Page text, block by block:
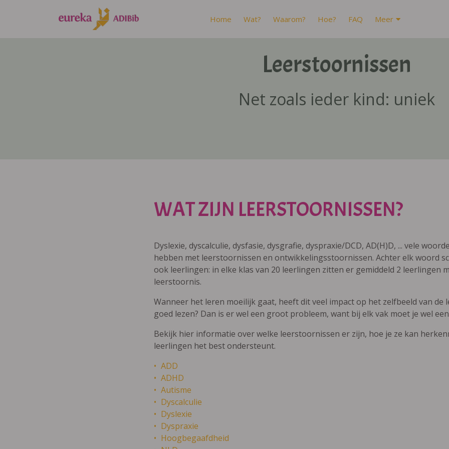
Home Wat? Waarom? Hoe? FAQ Meer
Leerstoornissen
Net zoals ieder kind: uniek
WAT ZIJN LEERSTOORNISSEN?
Dyslexie, dyscalculie, dysfasie, dysgrafie, dyspraxie/DCD, AD(H)D, ... vele
hebben met leerstoornissen en ontwikkelingsstoornissen. Achter elk woord
ook leerlingen: in elke klas van 20 leerlingen zitten er gemiddeld 2 leerlingen
leerstoornis.
Wanneer het leren moeilijk gaat, heeft dit veel impact op het zelfbeeld van de
goed lezen? Dan is er wel een groot probleem, want bij elk vak moet je wel
Bekijk hier informatie over welke leerstoornissen er zijn, hoe je ze kan
leerlingen het best ondersteunt.
ADD
ADHD
Autisme
Dyscalculie
Dyslexie
Dyspraxie
Hoogbegaafdheid